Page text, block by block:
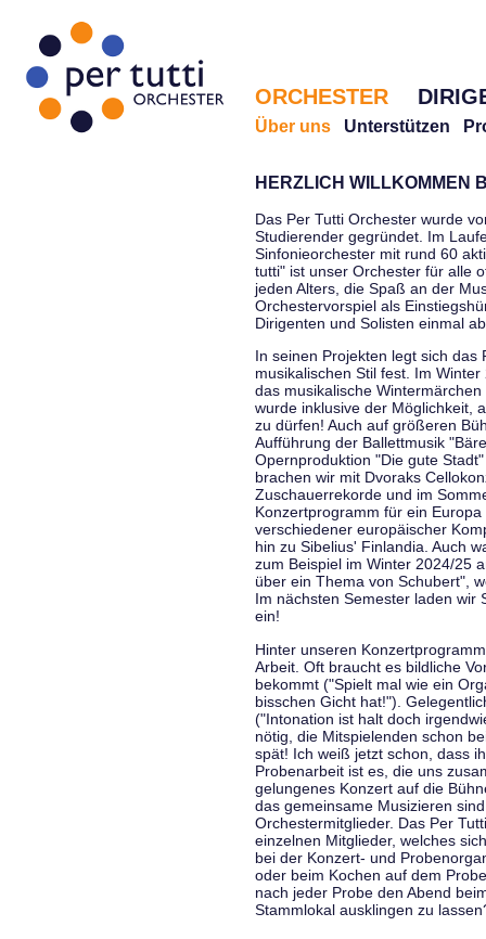
ORCHESTER
Über uns Unterstützen
HERZLICH WILLKOMMEN
Das Per Tutti Orchester wurde
Studierender gegründet. Im
Sinfonieorchester mit rund 60
tutti" ist unser Orchester für alle
jeden Alters, die Spaß an der
Orchestervorspiel als
Dirigenten und Solisten einmal
In seinen Projekten legt sich das
musikalischen Stil fest. Im
das musikalische
wurde inklusive der Möglichkeit,
zu dürfen! Auch auf größeren
Aufführung der Ballettmusik
Opernproduktion "Die gute
brachen wir mit Dvoraks
Zuschauerrekorde und im
Konzertprogramm für ein
verschiedener europäischer
hin zu Sibelius' Finlandia. Auch
zum Beispiel im Winter 2024/25
über ein Thema von Schubert",
Im nächsten Semester laden wir
ein!
Hinter unseren
Arbeit. Oft braucht es bildliche
bekommt ("Spielt mal wie ein
bisschen Gicht hat!").
("Intonation ist halt doch
nötig, die Mitspielenden schon
spät! Ich weiß jetzt schon, dass
Probenarbeit ist es, die uns
gelungenes Konzert auf die
das gemeinsame Musizieren
Orchestermitglieder. Das Per
einzelnen Mitglieder, welches
bei der Konzert- und
oder beim Kochen auf dem
nach jeder Probe den Abend
Stammlokal ausklingen zu